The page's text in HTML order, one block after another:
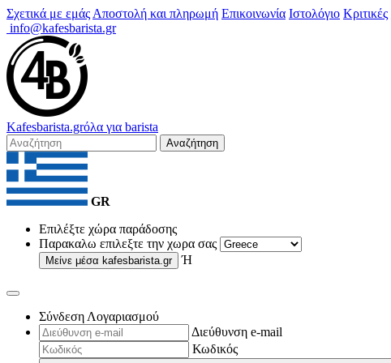
Σχετικά με εμάς Αποστολή και πληρωμή Επικοινωνία Ιστολόγιο Κριτικές
info@kafesbarista.gr
Kafesbarista.grόλα για barista
Αναζήτηση
GR
Επιλέξτε χώρα παράδοσης
Παρακαλω επιλεξτε την χωρα σας
Μείνε μέσα kafesbarista.gr Ή
Σύνδεση Λογαριασμού
Διεύθυνση e-mail
Κωδικός